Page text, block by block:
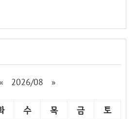
« 2026/08 »
수 목 금 토